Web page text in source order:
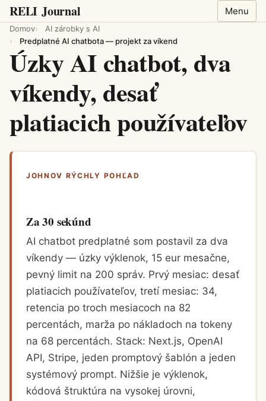
RELI Journal Menu
Domov
AI zárobky s AI
Predplatné AI chatbota — projekt za víkend
Úzky AI chatbot, dva
víkendy, desať
platiacich používateľov
JOHNOV RÝCHLY POHĽAD
Za 30 sekúnd
AI chatbot predplatné som postavil za dva
víkendy — úzky výklenok, 15 eur mesačne,
pevný limit na 200 správ. Prvý mesiac: desať
platiacich používateľov, tretí mesiac: 34,
retencia po troch mesiacoch na 82
percentách, marža po nákladoch na tokeny
na 68 percentách. Stack: Next.js, OpenAI
API, Stripe, jeden promptový šablón a jeden
systémový prompt. Nižšie je výklenok,
kódová štruktúra na vysokej úrovni,